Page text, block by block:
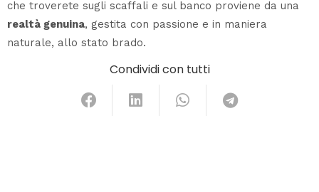
che troverete sugli scaffali e sul banco proviene da una
realtà genuina, gestita con passione e in maniera
naturale, allo stato brado.
Condividi con tutti